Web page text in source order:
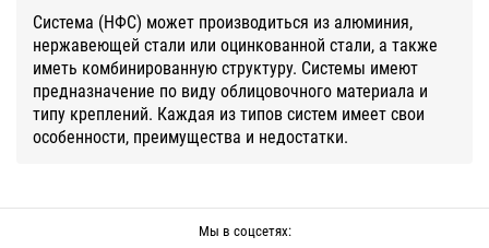
Система (НФС) может производиться из алюминия,
нержавеющей стали или оцинкованной стали, а также
иметь комбинированную структуру. Системы имеют
предназначение по виду облицовочного материала и
типу креплений. Каждая из типов систем имеет свои
особенности, преимущества и недостатки.
Мы в соцсетях: